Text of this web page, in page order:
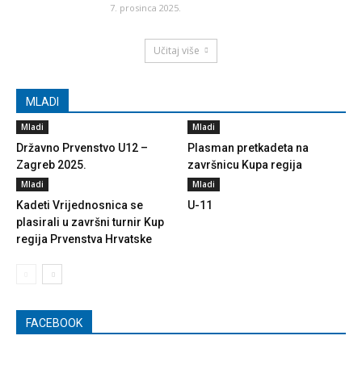
7. prosinca 2025.
Učitaj više
MLADI
Mladi
Državno Prvenstvo U12 –
Zagreb 2025.
Mladi
Plasman pretkadeta na
završnicu Kupa regija
Mladi
Kadeti Vrijednosnica se
plasirali u završni turnir Kup
regija Prvenstva Hrvatske
Mladi
U-11
FACEBOOK